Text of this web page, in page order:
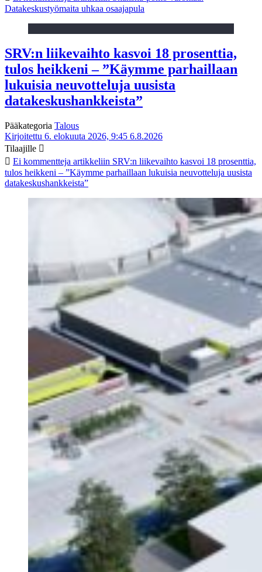
Datakeskustyömaita uhkaa osaajapula
SRV:n liikevaihto kasvoi 18 prosenttia,
tulos heikkeni – ”Käymme parhaillaan
lukuisia neuvotteluja uusista
datakeskushankkeista”
Pääkategoria Talous
Kirjoitettu 6. elokuuta 2026, 9:45 6.8.2026
Tilaajille
Ei kommentteja artikkeliin SRV:n liikevaihto kasvoi 18 prosenttia,
tulos heikkeni – ”Käymme parhaillaan lukuisia neuvotteluja uusista
datakeskushankkeista”